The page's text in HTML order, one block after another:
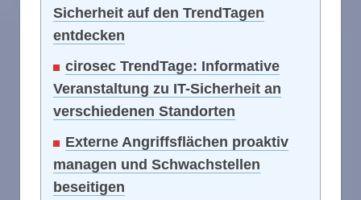
Sicherheit auf den TrendTagen
entdecken
cirosec TrendTage: Informative
Veranstaltung zu IT-Sicherheit an
verschiedenen Standorten
Externe Angriffsflächen proaktiv
managen und Schwachstellen
beseitigen